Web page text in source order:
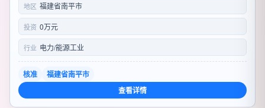
地区 福建省南平市
投资 0万元
行业 电力/能源工业
核准
福建省南平市
查看详情